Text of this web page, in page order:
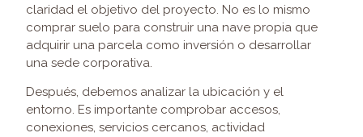
claridad el objetivo del proyecto. No es lo mismo
comprar suelo para construir una nave propia que
adquirir una parcela como inversión o desarrollar
una sede corporativa.
Después, debemos analizar la ubicación y el
entorno. Es importante comprobar accesos,
conexiones, servicios cercanos, actividad